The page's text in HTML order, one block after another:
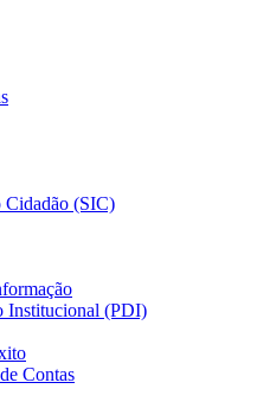
Cidadão (SIC)
Institucional (PDI)
Contas